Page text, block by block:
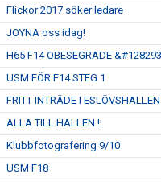
Flickor 2017 söker ledare
JOYNA oss idag!
H65 F14 OBESEGRADE
USM FÖR F14 STEG 1
FRITT INTRÄDE I ESLÖVSHALLEN
ALLA TILL HALLEN !!
Klubbfotografering 9/10
USM F18